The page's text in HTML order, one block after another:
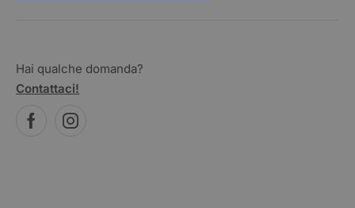
Hai qualche domanda?
Contattaci!